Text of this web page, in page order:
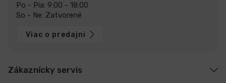
Po - Pia: 9:00 - 18:00
So - Ne: Zatvorené
Viac o predajni
Zákaznícky servis